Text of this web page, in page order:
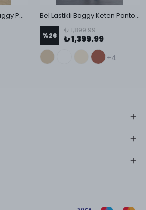
Pamuk Keten Çizgili Baggy Pantolon Bel Lastikli Baggy Keten Pantolon
%26
₺ 1,899.99
₺ 1,399.99
+4